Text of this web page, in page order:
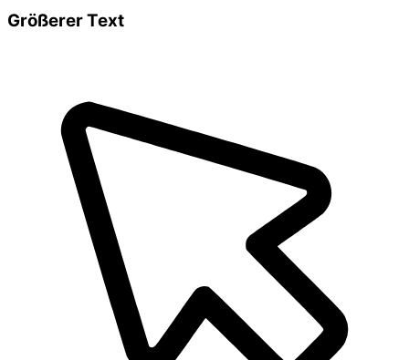
Größerer Text